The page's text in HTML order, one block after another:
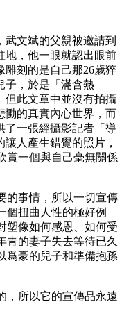
武文斌的父親被邀請到
地，他一眼就認出眼前
雕刻的是自己那26歲猝
子，於是「滿含熱
但此文章中並沒有拍攝
慟的真實內心世界，而
了一張經攝影記者「導
讓人產生錯覺的照片，
賞一個與自己毫無關係
的事情，所以一切宣傳
個扭曲人性的極好例
塑像如何感恩、如何受
青的妻子失去等待已久
爲豪的兒子和準備抱孫
，所以它的宣傳品永遠